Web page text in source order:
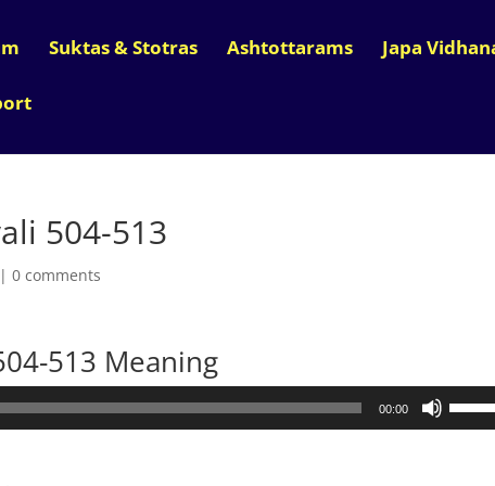
Suktas & Stotras Ashtottarams Japa
504-513
| 0 comments
513 Meaning
00:00
Use
Up/